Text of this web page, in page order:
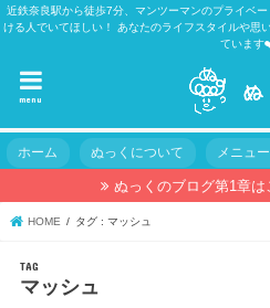
近鉄奈良駅から徒歩7分、マンツーマンのプライベ
ける人でいてほしい！ あなたのライフスタイルや思
ています
menu
ホーム ぬっくについて メニュー
ぬっくのブログ第1章
HOME タグ : マッシュ
TAG
マッシュ